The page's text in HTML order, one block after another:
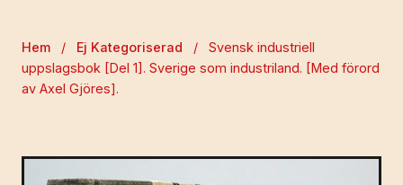
Hem / Ej Kategoriserad /
Svensk industriell
uppslagsbok [Del 1]. Sverige som industriland. [Med förord
av Axel Gjöres].